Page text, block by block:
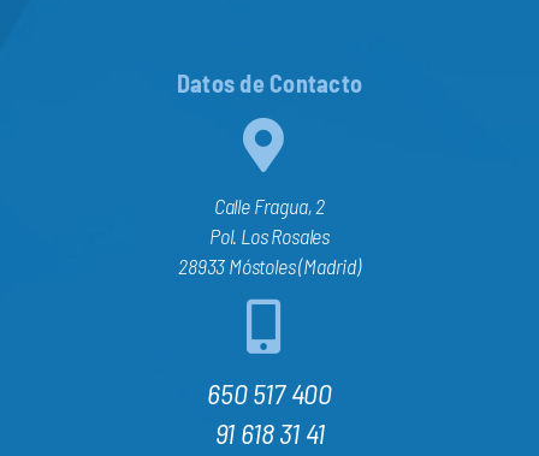
Datos de Contacto
Calle Fragua, 2
Pol. Los Rosales
28933 Móstoles (Madrid)
650 517 400
91 618 31 41